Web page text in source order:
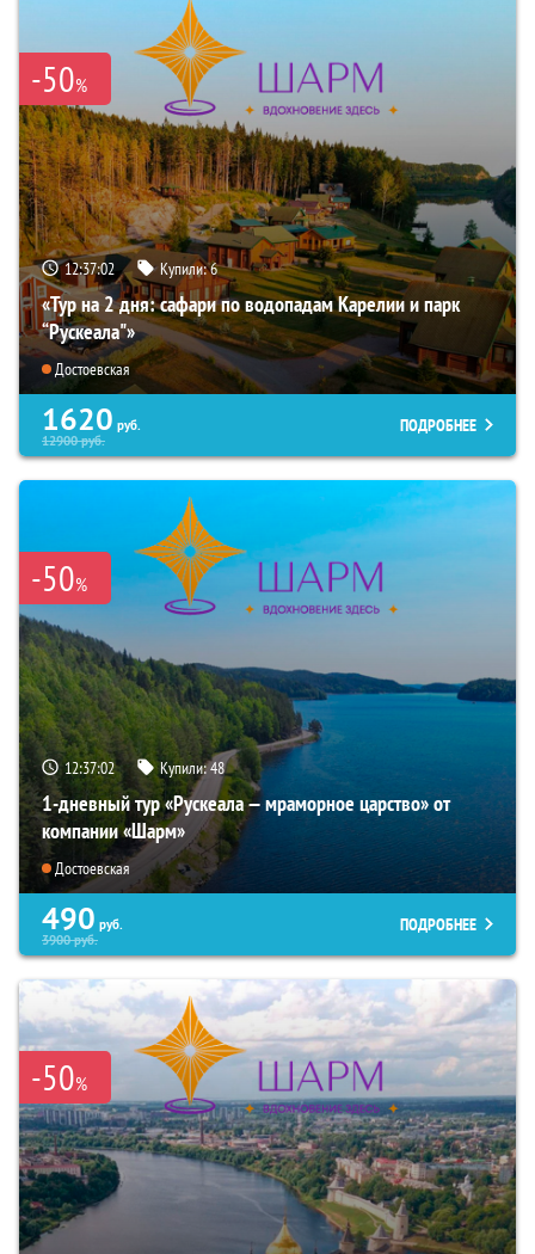
-50%
12:37:01 Купили:6
«Тур на 2 дня: сафари по водопадам Карелии и парк
“Рускеала"»
Достоевская
1620 руб.
12900руб.
ПОДРОБНЕЕ
-50%
12:37:01 Купили:48
1-дневный тур «Рускеала — мраморное царство» от
компании «Шарм»
Достоевская
490 руб.
3900руб.
ПОДРОБНЕЕ
-50%